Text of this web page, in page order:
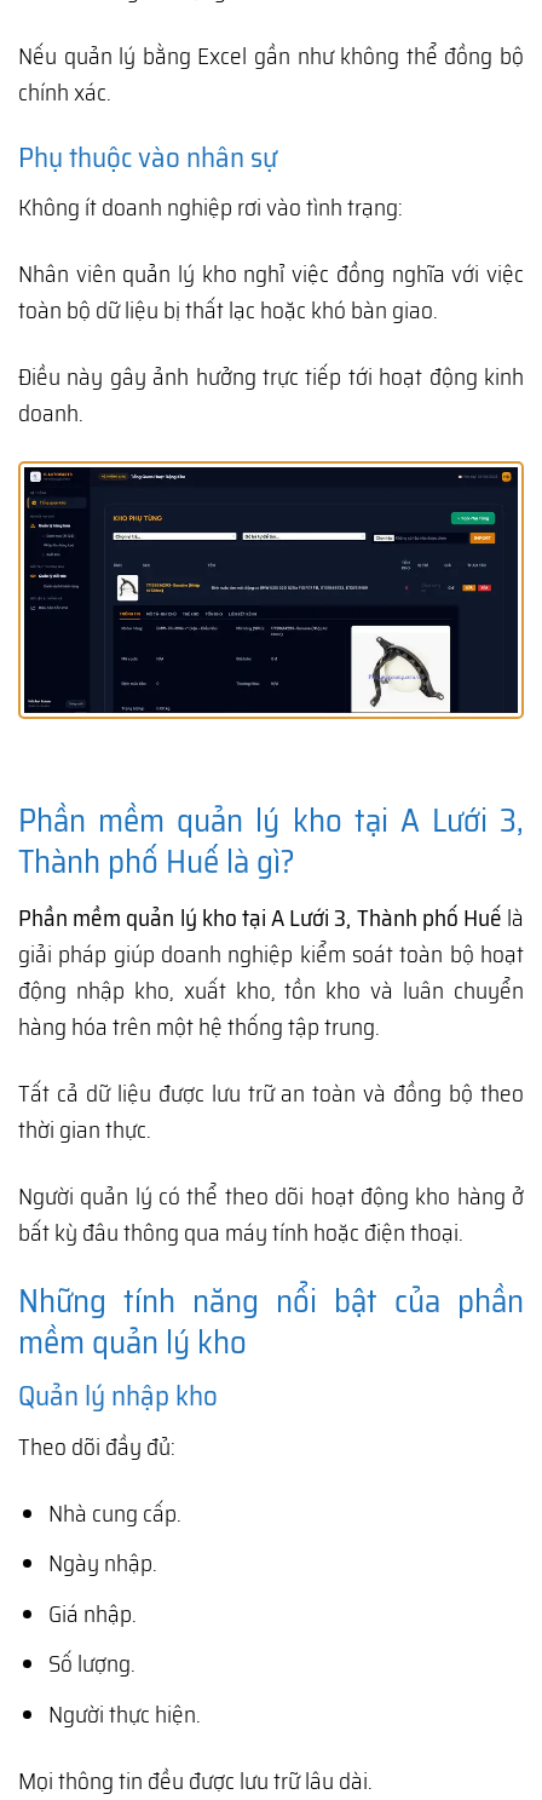
Nếu quản lý bằng Excel gần như không thể đồng bộ
chính xác.
Phụ thuộc vào nhân sự
Không ít doanh nghiệp rơi vào tình trạng:
Nhân viên quản lý kho nghỉ việc đồng nghĩa với việc
toàn bộ dữ liệu bị thất lạc hoặc khó bàn giao.
Điều này gây ảnh hưởng trực tiếp tới hoạt động kinh
doanh.
Phần mềm quản lý kho tại A Lưới 3,
Thành phố Huế là gì?
Phần mềm quản lý kho tại A Lưới 3, Thành phố Huế là
giải pháp giúp doanh nghiệp kiểm soát toàn bộ hoạt
động nhập kho, xuất kho, tồn kho và luân chuyển
hàng hóa trên một hệ thống tập trung.
Tất cả dữ liệu được lưu trữ an toàn và đồng bộ theo
thời gian thực.
Người quản lý có thể theo dõi hoạt động kho hàng ở
bất kỳ đâu thông qua máy tính hoặc điện thoại.
Những tính năng nổi bật của phần
mềm quản lý kho
Quản lý nhập kho
Theo dõi đầy đủ:
Nhà cung cấp.
Ngày nhập.
Giá nhập.
Số lượng.
Người thực hiện.
Mọi thông tin đều được lưu trữ lâu dài.